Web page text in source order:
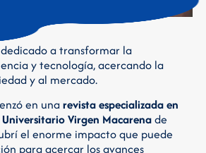
a transformar la
y tecnología, acercando la
y al mercado.
en unarevista especializada en
Virgen Macarenade
el enorme impacto que puede
para acercar los avances